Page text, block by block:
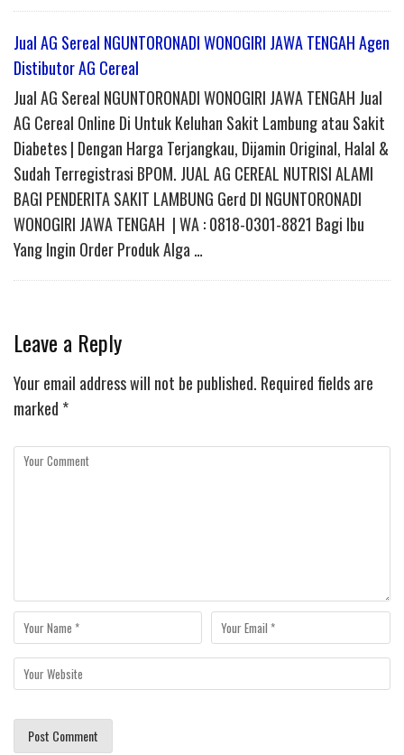
Jual AG Sereal NGUNTORONADI WONOGIRI JAWA TENGAH Agen
Distibutor AG Cereal
Jual AG Sereal NGUNTORONADI WONOGIRI JAWA TENGAH Jual
AG Cereal Online Di Untuk Keluhan Sakit Lambung atau Sakit
Diabetes | Dengan Harga Terjangkau, Dijamin Original, Halal &
Sudah Terregistrasi BPOM. JUAL AG CEREAL NUTRISI ALAMI
BAGI PENDERITA SAKIT LAMBUNG Gerd DI NGUNTORONADI
WONOGIRI JAWA TENGAH | WA : 0818-0301-8821 Bagi Ibu
Yang Ingin Order Produk Alga …
Leave a Reply
Your email address will not be published. Required fields are
marked *